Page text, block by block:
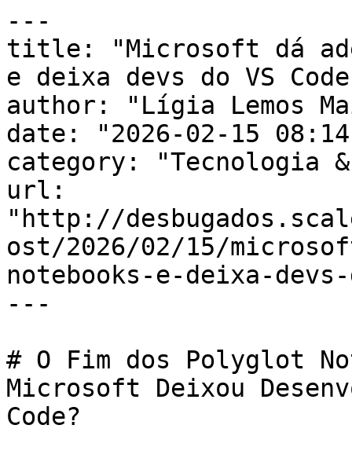
---
title: "Microsoft dá
e deixa devs do VS
author: "Lígia Lemos
date: "2026-02-15
category: "Tecnologia
url:
"http://
ost/2026/02/15/
notebooks-e-deixa-
---
# O Fim dos Polyglot
Microsoft Deixou
Code?